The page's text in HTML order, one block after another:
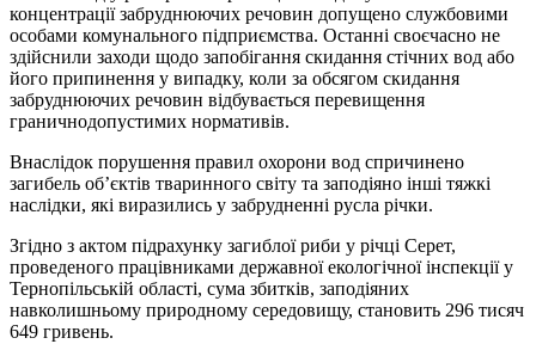
концентрації забруднюючих речовин допущено службовими
особами комунального підприємства. Останні своєчасно не
здійснили заходи щодо запобігання скидання стічних вод або
його припинення у випадку, коли за обсягом скидання
забруднюючих речовин відбувається перевищення
граничнодопустимих нормативів.
Внаслідок порушення правил охорони вод спричинено
загибель об’єктів тваринного світу та заподіяно інші тяжкі
наслідки, які виразились у забрудненні русла річки.
Згідно з актом підрахунку загиблої риби у річці Серет,
проведеного працівниками державної екологічної інспекції у
Тернопільській області, сума збитків, заподіяних
навколишньому природному середовищу, становить 296 тисяч
649 гривень.